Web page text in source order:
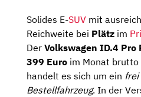
Solides E-SUV mit
Reichweite bei Plätz im
Der Volkswagen ID.4 Pro
399 Euro im Monat brutto
handelt es sich um ein
Bestellfahrzeug. In der